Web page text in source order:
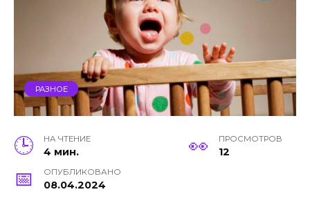
РАЗНОЕ
НА ЧТЕНИЕ
4 мин.
ПРОСМОТРОВ
12
ОПУБЛИКОВАНО
08.04.2024